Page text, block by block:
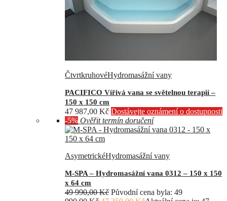
ČtvrtkruhovéHydromasážní vany
PACIFICO Vířivá vana se světelnou terapií –
150 x 150 cm
47 987,00 Kč Dostávejte oznámení o dostupnosti
-5% Ověřit termín doručení
AsymetrickéHydromasážní vany
M-SPA – Hydromasážní vana 0312 – 150 x 150
x 64 cm
49 990,00Kč Původní cena byla: 49